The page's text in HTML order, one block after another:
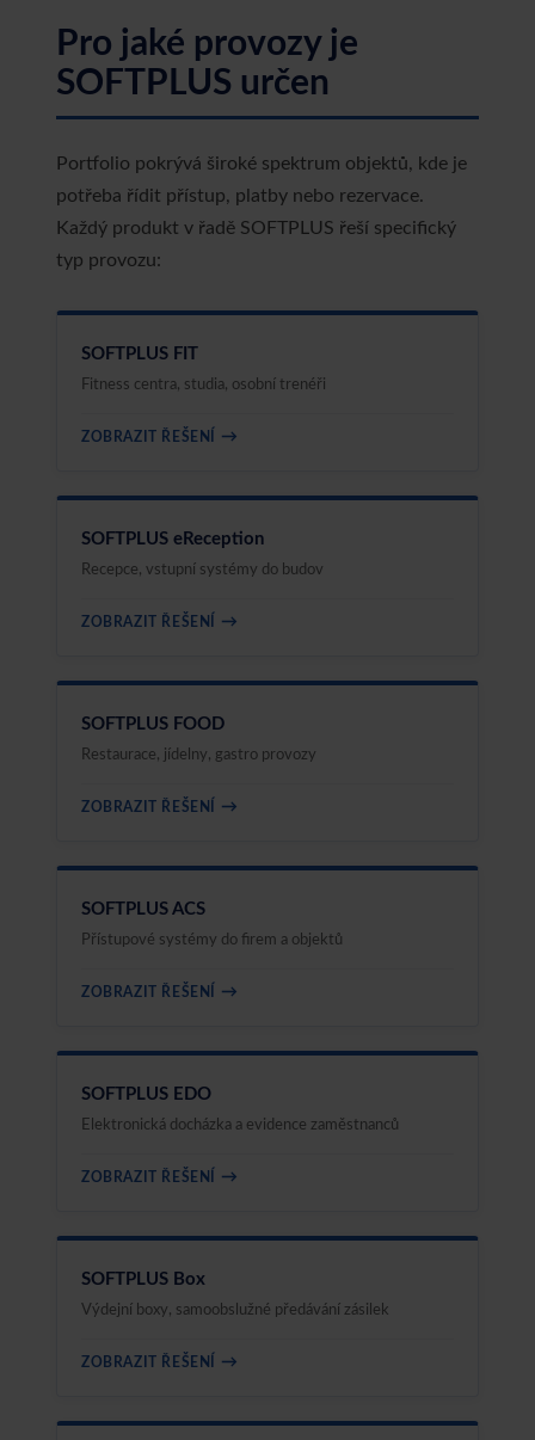
Pro jaké provozy je
SOFTPLUS určen
Portfolio pokrývá široké spektrum objektů, kde je
potřeba řídit přístup, platby nebo rezervace.
Každý produkt v řadě SOFTPLUS řeší specifický
typ provozu:
SOFTPLUS FIT
Fitness centra, studia, osobní trenéři
ZOBRAZIT ŘEŠENÍ →
SOFTPLUS eReception
Recepce, vstupní systémy do budov
ZOBRAZIT ŘEŠENÍ →
SOFTPLUS FOOD
Restaurace, jídelny, gastro provozy
ZOBRAZIT ŘEŠENÍ →
SOFTPLUS ACS
Přístupové systémy do firem a objektů
ZOBRAZIT ŘEŠENÍ →
SOFTPLUS EDO
Elektronická docházka a evidence zaměstnanců
ZOBRAZIT ŘEŠENÍ →
SOFTPLUS Box
Výdejní boxy, samoobslužné předávání zásilek
ZOBRAZIT ŘEŠENÍ →